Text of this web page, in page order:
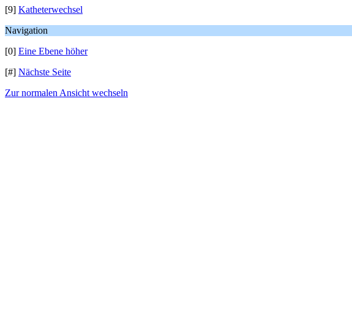
[9] Katheterwechsel
Navigation
[0] Eine Ebene höher
[#] Nächste Seite
Zur normalen Ansicht wechseln